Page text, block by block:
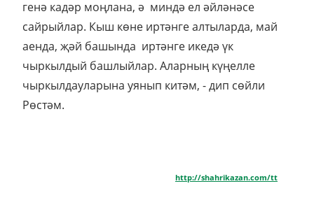
генә кадәр моңлана, ә миндә ел әйләнәсе
сайрыйлар. Кыш көне иртәнге алтыларда, май
аенда, җәй башында иртәнге икедә үк
чыркылдый башлыйлар. Аларның күңелле
чыркылдауларына уянып китәм, - дип сөйли
Рөстәм.
http://shahrikazan.com/tt